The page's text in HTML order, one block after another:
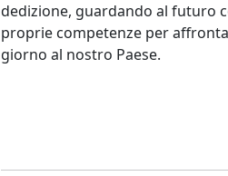
dedizione, guardando al futuro
proprie competenze per
giorno al nostro Paese.